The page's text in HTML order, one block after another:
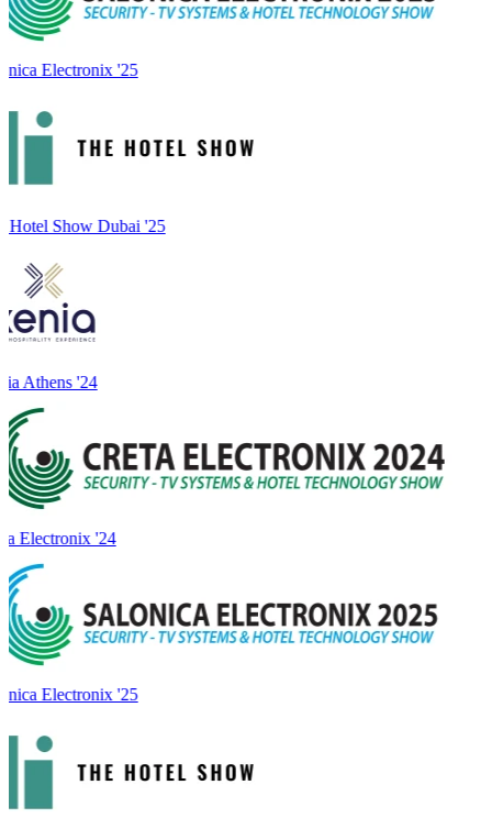
Electronix '25
Hotel Show Dubai '25
Athens '24
Electronix '24
Electronix '25